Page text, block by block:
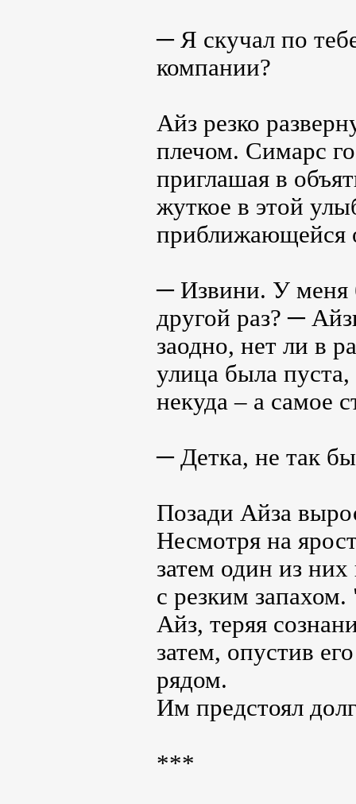
─ Я скучал по
компании?
Айз резко
плечом. Симарс
приглашая в
жуткое в этой
приближающейся
─ Извини. У меня
другой раз? ─
заодно, нет ли в
улица была
некуда – а самое
─ Детка, не так
Позади Айза
Несмотря на
затем один из
с резким
Айз, теряя
затем, опустив
рядом.
Им предстоял
***